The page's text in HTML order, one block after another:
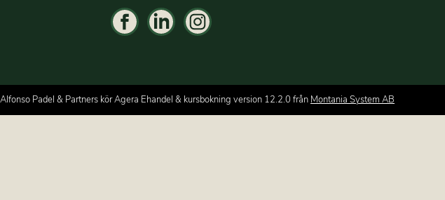
Alfonso Padel & Partners kör Agera Ehandel & kursbokning version 12.2.0 från Montania System AB